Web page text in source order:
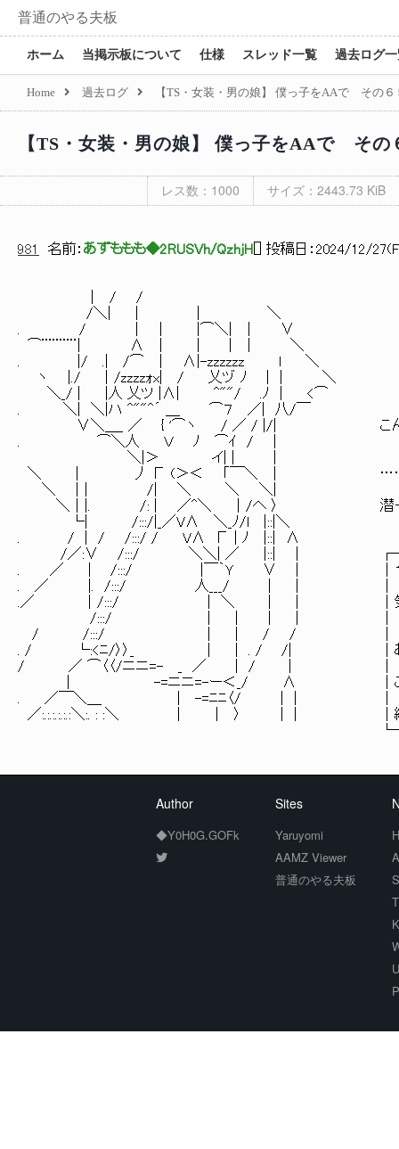
普通のやる夫板
ホーム 当掲示板について 仕様 スレッド一覧 過去ログ
Home 過去ログ 【TS・女装・男の娘】 僕っ子をAAで その６
【TS・女装・男の娘】 僕っ子をAAで その
レス数：1000 サイズ：2443.73 KiB
981 名前： あずももも◆2RUSVh/QzhjH ] 投稿日： 2024/12/
｜ / /
/＼| | | ＼
. / ｜ ｜ |⌒＼| ｜ ∨
⌒¨¨¨¨¨| Λ ｜ | | ｜ ＼
. |/ .| /⌒ ｜ Λ|-zzzzzz l ＼
ヽ |./ ｜/zzzzｫx| / 乂ヅ ﾉ | | ＼
＼_/ | |人 乂ツ |Λ| ^""/ .ﾉ | <⌒
. ＼| ＼|ハ ^""^´ ＿ ⌒７ ／| 八/￣
∨＼＿_ ／ { '⌒ヽ / ／ / |/| こんなに疲れ
. ⌒＼人 Ｖ ﾉ ⌒ｲ / |
＼|＞ イ| | |
＼ ｜ 丿 Г (＞＜ ｢￣＼ ｜ ……最低でも
＼ ｜| /| ＼ ＼ ＼|
＼｜|. /: | ／^＼ ｜/へ 〉 潜った以
└| /:::/|_／VΛ ＼_ﾉ/l |::|＼
. / | / /:::/ / VΛ Г | ﾉ |::| Λ
/／:∨ /:::/ ＼＼| ／ |::| |
. ／ | /:::/ |￣｀Ｙ ∨ | │１週間
. ／ |. /:::/ 人
.／ ｜/:::/ | ＼ | | │気配すら感じない
/:::/ | |
/ /:::/ | |
. / └:<ﾆ/〉〉_ | | . / /| │あのとき
/ ／ ⌒〈〈/ニニ
｜ -=ニニ=-ー＜_/ Λ │こんな感じで
. ／￣＼＿ | -=
／:.:.:.:.:.:＼:. : :＼ | ｜ 〉 | | │結局
Author
◆Y0H0G.GOFk
Sites
Yaruyomi
AAMZ Viewer
普通のやる夫板